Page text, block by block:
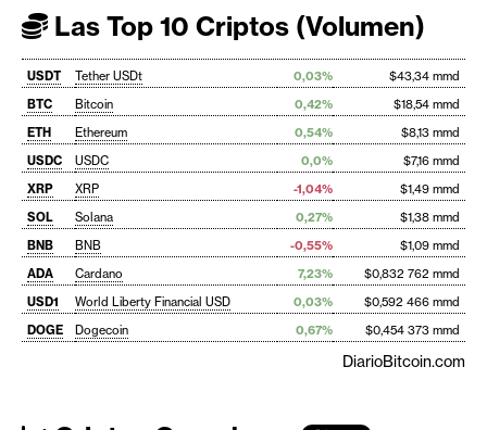
Las Top 10 Criptos (Volumen)
USDT Tether USDt 0,03%
$43,34 mmd
BTC
Bitcoin 0,42%
$18,54 mmd
ETH
Ethereum 0,54%
$8,13 mmd
USDC
USDC 0,0%
$7,16 mmd
XRP
XRP -1,04%
$1,49 mmd
SOL
Solana 0,27%
$1,38 mmd
BNB
BNB -0,55%
$1,09 mmd
ADA
Cardano 7,23%
$0,832 762 mmd
USD1
World Liberty Financial USD 0,03%
$0,592 466 mmd
DOGE
Dogecoin 0,67% $0,454 373 mmd
DiarioBitcoin.com